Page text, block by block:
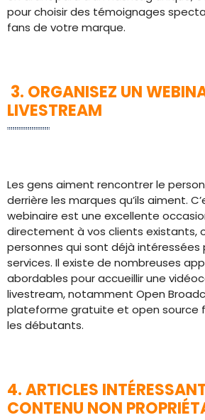
pour choisir des témoignages
fans de votre marque.
3. ORGANISEZ UN
LIVESTREAM
Les gens aiment rencontrer le
derrière les marques qu’ils aiment.
webinaire est une excellente
directement à vos clients existants,
personnes qui sont déjà intéressées
services. Il existe de nombreuses
abordables pour accueillir une
livestream, notamment Open
plateforme gratuite et open source
les débutants.
4. ARTICLES
CONTENU NON